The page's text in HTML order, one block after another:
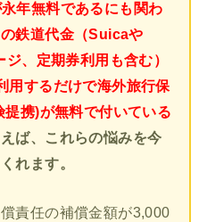
年無料であるにも関わ
鉄道代金（Suicaや
、定期券利用も含む）
用するだけで海外旅行保
携)が無料で付いている
ば、これらの悩みを今
れます。
責任の補償金額が3,000